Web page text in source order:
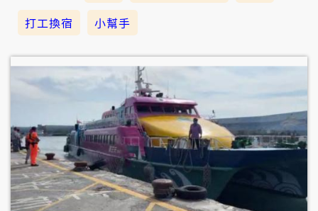
打工換宿
小幫手